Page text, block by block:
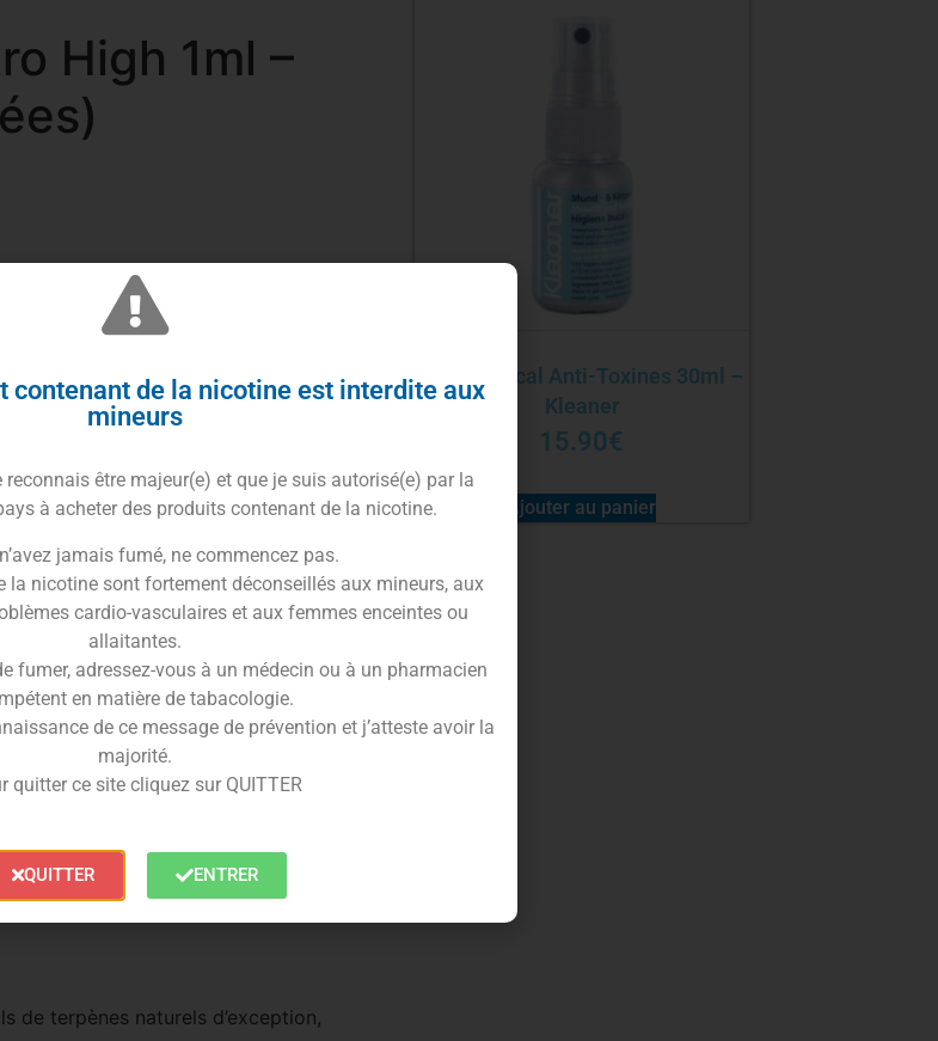
High 1ml –
HE 90%
Efficacité) concentrée à 90%.
biodisponibilité maximale. Les
: une vague de relaxation
à la recherche d’une alternative
préremplie, vous conservez
à la dernière bouffée, sans aucune
de terpènes naturels d’exception,
Spray buccal Anti-Toxines 30ml –
Kleaner
15.90€
Ajouter au panier
contenant de la nicotine est interdite aux
mineurs
reconnais être majeur(e) et que je suis autorisé(e) par la
à acheter des produits contenant de la nicotine.
jamais fumé, ne commencez pas.
la nicotine sont fortement déconseillés aux mineurs, aux
cardio-vasculaires et aux femmes enceintes ou
allaitantes.
fumer, adressez-vous à un médecin ou à un pharmacien
en matière de tabacologie.
de ce message de prévention et j’atteste avoir la
majorité.
quitter ce site cliquez sur QUITTER
QUITTER ENTRER